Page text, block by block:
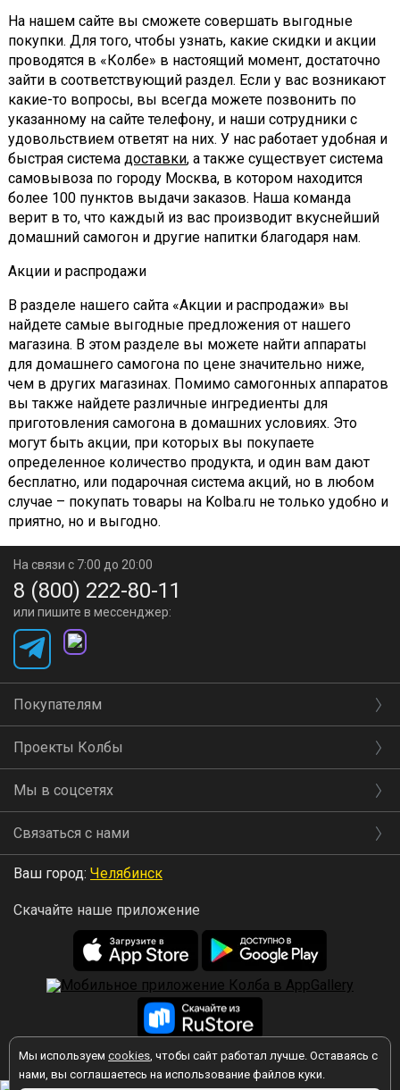
На нашем сайте вы сможете совершать выгодные
покупки. Для того, чтобы узнать, какие скидки и акции
проводятся в «Колбе» в настоящий момент, достаточно
зайти в соответствующий раздел. Если у вас возникают
какие-то вопросы, вы всегда можете позвонить по
указанному на сайте телефону, и наши сотрудники с
удовольствием ответят на них. У нас работает удобная и
быстрая система доставки, а также существует система
самовывоза по городу Москва, в котором находится
более 100 пунктов выдачи заказов. Наша команда
верит в то, что каждый из вас производит вкуснейший
домашний самогон и другие напитки благодаря нам.
Акции и распродажи
В разделе нашего сайта «Акции и распродажи» вы
найдете самые выгодные предложения от нашего
магазина. В этом разделе вы можете найти аппараты
для домашнего самогона по цене значительно ниже,
чем в других магазинах. Помимо самогонных аппаратов
вы также найдете различные ингредиенты для
приготовления самогона в домашних условиях. Это
могут быть акции, при которых вы покупаете
определенное количество продукта, и один вам дают
бесплатно, или подарочная система акций, но в любом
случае – покупать товары на Kolba.ru не только удобно и
приятно, но и выгодно.
Мы используем cookies, чтобы сайт работал лучше. Оставаясь с
нами, вы соглашаетесь на использование файлов куки.
На связи с 7:00 до 20:00
8 (800) 222-80-11
или пишите в мессенджер:
Покупателям
Проекты Колбы
Мы в соцсетях
Связаться с нами
Ваш город: Челябинск
Скачайте наше приложение
2026 © Колба